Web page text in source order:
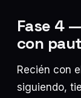
Fase 4
con
Recién con
siguiendo,